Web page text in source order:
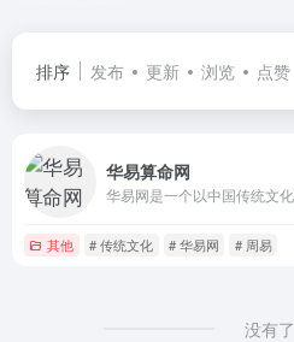
排序 发布 更新 浏览 点赞
华易算命网
其他 # 传统文化 # 华易网 # 周易
没有了